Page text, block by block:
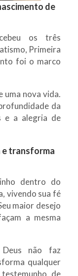
de
os três
Primeira
foi o marco
uma nova vida.
da
e a alegria de
e transforma
dentro do
vivendo sua fé
maior desejo
a mesma
não faz
qualquer
de